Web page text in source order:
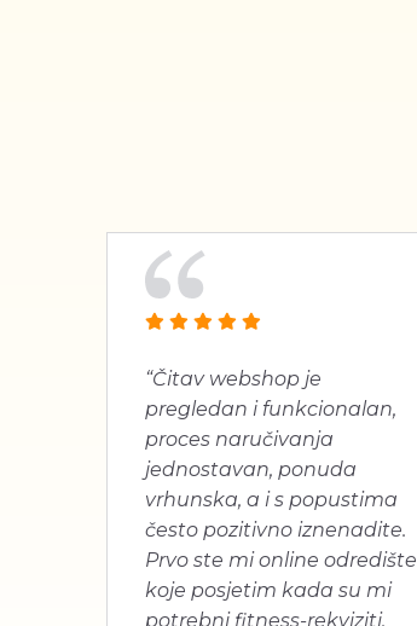
“Čitav webshop je
pregledan i funkcionalan,
proces naručivanja
jednostavan, ponuda
vrhunska, a i s popustima
često pozitivno iznenadite.
Prvo ste mi online odredište
koje posjetim kada su mi
potrebni fitness-rekviziti.